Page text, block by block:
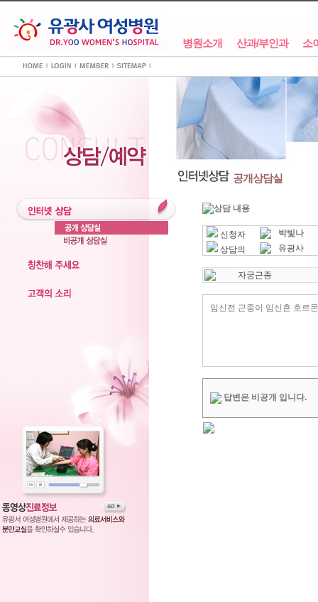
병원소개 산과/부인과 소
공개상담실
상담 내용
신청자
박빛나
상담의
유광사
자궁근종
임신전 근종이 임신흔 호르
답변은 비공개 입니